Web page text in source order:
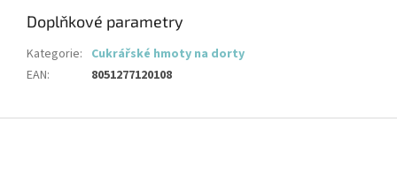
Doplňkové parametry
Kategorie: Cukrářské hmoty na dorty
EAN: 8051277120108